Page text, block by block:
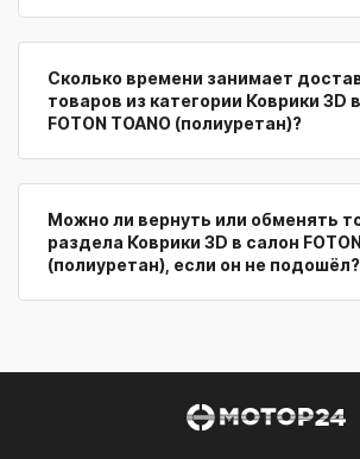
Сколько времени занимает
товаров из категории Коврики 3D
FOTON TOANO (полиуретан)?
Можно ли вернуть или обменять
раздела Коврики 3D в салон
(полиуретан), если он не подошёл?